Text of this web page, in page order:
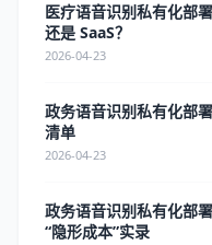
医疗语音识别私有化部
还是 SaaS？
2026-04-23
政务语音识别私有化部
清单
2026-04-23
政务语音识别私有化部
“隐形成本”实录